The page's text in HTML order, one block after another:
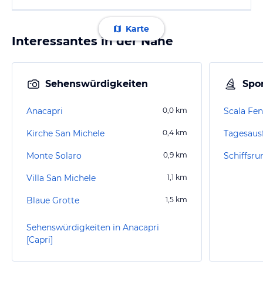
Karte
Interessantes in der Nähe
Sehenswürdigkeiten
Anacapri 0,0 km
Kirche San Michele 0,4 km
Monte Solaro 0,9 km
Villa San Michele 1,1 km
Blaue Grotte 1,5 km
Sehenswürdigkeiten in Anacapri
[Capri]
Scala